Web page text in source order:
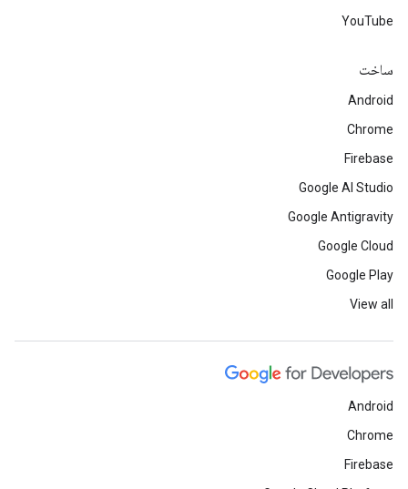
YouTube
ساخت
Android
Chrome
Firebase
Google AI Studio
Google Antigravity
Google Cloud
Google Play
View all
Android
Chrome
Firebase